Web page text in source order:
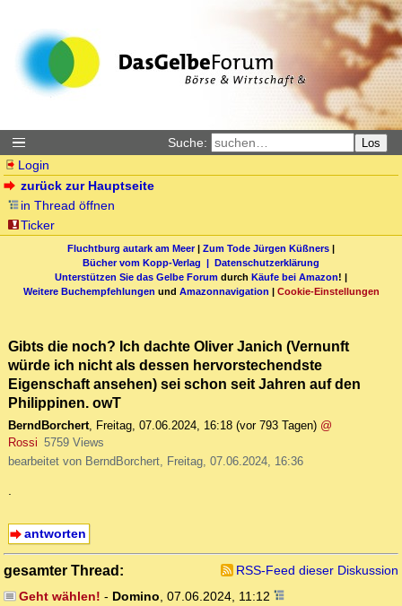
Suche: Los
Login
zurück zur Hauptseite
in Thread öffnen
Ticker
Fluchtburg autark am Meer| Zum Tode Jürgen Küßners |
Bücher vom Kopp-Verlag | Datenschutzerklärung
Unterstützen Sie das Gelbe Forum durch Käufe bei Amazon! |
Weitere Buchempfehlungen und Amazonnavigation | Cookie-Einstellungen
Gibts die noch? Ich dachte Oliver Janich (Vernunft
würde ich nicht als dessen hervorstechendste
Eigenschaft ansehen) sei schon seit Jahren auf den
Philippinen. owT
BerndBorchert, Freitag, 07.06.2024, 16:18 (vor 793 Tagen) @
Rossi 5759 Views
bearbeitet von BerndBorchert, Freitag, 07.06.2024, 16:36
.
antworten
gesamter Thread:
RSS-Feed dieser Diskussion
Geht wählen! - Domino, 07.06.2024, 11:12